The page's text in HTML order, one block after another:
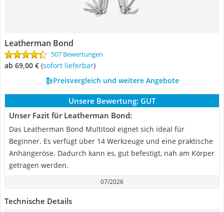
Leatherman Bond
507 Bewertungen
ab 69,00 € ( Sofort lieferbar)
Preisvergleich und weitere Angebote
Unsere Bewertung: GUT
Unser Fazit für Leatherman Bond:
Das Leatherman Bond Multitool eignet sich ideal für
Beginner. Es verfügt über 14 Werkzeuge und eine praktische
Anhängeröse. Dadurch kann es, gut befestigt, nah am Körper
getragen werden.
07/2026
Technische Details